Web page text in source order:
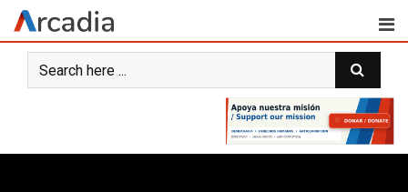
Skip
content